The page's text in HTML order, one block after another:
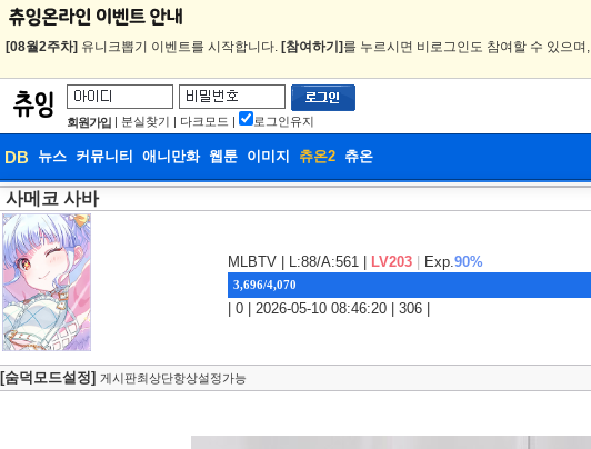
[08월2주차] 유니크뽑기 이벤트를 시작합니다. [참여하기] 를 누르시면 비로그인도 참여할 수 있으며,
회원가입 | 분실찾기 | 다크모드 | 로그인유지
DB 뉴스 커뮤니티 애니만화 웹툰 이미지 츄온2 츄온
사메코 사바
MLBTV | L:88/A:561 | LV203 Exp.90%
3,696/4,070
| 0 | 2026-05-10 08:46:20 | 306 |
[숨덕모드설정] 게시판최상단항상설정가능